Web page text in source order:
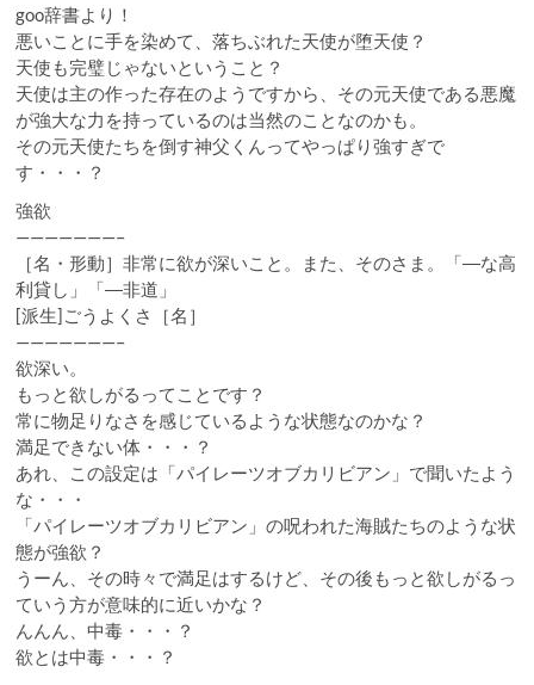
goo辞書より！
悪いことに手を染めて、落ちぶれた天使が堕天使？
天使も完璧じゃないということ？
天使は主の作った存在のようですから、その元天使である悪魔
が強大な力を持っているのは当然のことなのかも。
その元天使たちを倒す神父くんってやっぱり強すぎで
す・・・？
強欲
———————–
［名・形動］非常に欲が深いこと。また、そのさま。「―な高
利貸し」「―非道」
[派生]ごうよくさ［名］
———————–
欲深い。
もっと欲しがるってことです？
常に物足りなさを感じているような状態なのかな？
満足できない体・・・？
あれ、この設定は「パイレーツオブカリビアン」で聞いたよう
な・・・
「パイレーツオブカリビアン」の呪われた海賊たちのような状
態が強欲？
うーん、その時々で満足はするけど、その後もっと欲しがるっ
ていう方が意味的に近いかな？
んんん、中毒・・・？
欲とは中毒・・・？